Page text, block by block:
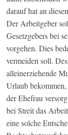
darauf hat an
Der Arbeitgeber
Gesetzgebers bei
vorgehen. Dies
vermeiden soll.
alleinerziehende
Urlaub
der Ehefrau
bei Streit das
eine solche